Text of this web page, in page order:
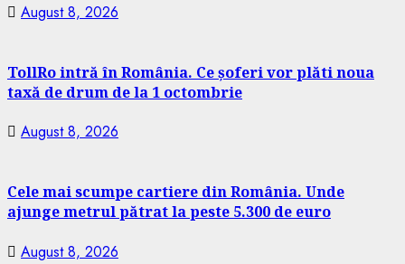
August 8, 2026
TollRo intră în România. Ce șoferi vor plăti noua
taxă de drum de la 1 octombrie
August 8, 2026
Cele mai scumpe cartiere din România. Unde
ajunge metrul pătrat la peste 5.300 de euro
August 8, 2026